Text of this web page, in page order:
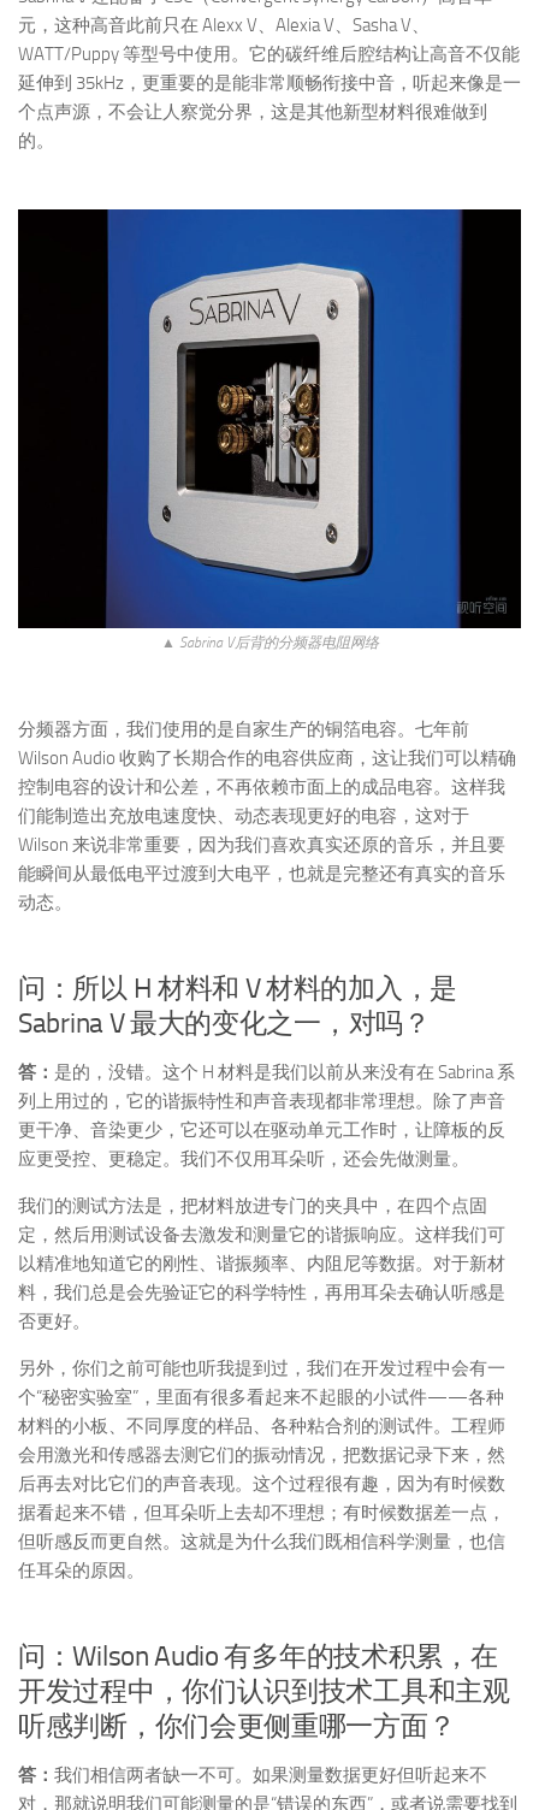
元，这种高音此前只在 Alexx V、Alexia V、Sasha V、
WATT/Puppy 等型号中使用。它的碳纤维后腔结构让高音不仅能
延伸到 35kHz，更重要的是能非常顺畅衔接中音，听起来像是一
个点声源，不会让人察觉分界，这是其他新型材料很难做到
的。
▲ Sabrina V后背的分频器电阻网络
分频器方面，我们使用的是自家生产的铜箔电容。七年前
Wilson Audio 收购了长期合作的电容供应商，这让我们可以精确
控制电容的设计和公差，不再依赖市面上的成品电容。这样我
们能制造出充放电速度快、动态表现更好的电容，这对于
Wilson 来说非常重要，因为我们喜欢真实还原的音乐，并且要
能瞬间从最低电平过渡到大电平，也就是完整还有真实的音乐
动态。
问：所以 H 材料和 V 材料的加入，是
Sabrina V 最大的变化之一，对吗？
答： 是的，没错。这个 H 材料是我们以前从来没有在 Sabrina 系
列上用过的，它的谐振特性和声音表现都非常理想。除了声音
更干净、音染更少，它还可以在驱动单元工作时，让障板的反
应更受控、更稳定。我们不仅用耳朵听，还会先做测量。
我们的测试方法是，把材料放进专门的夹具中，在四个点固
定，然后用测试设备去激发和测量它的谐振响应。这样我们可
以精准地知道它的刚性、谐振频率、内阻尼等数据。对于新材
料，我们总是会先验证它的科学特性，再用耳朵去确认听感是
否更好。
另外，你们之前可能也听我提到过，我们在开发过程中会有一
个“秘密实验室”，里面有很多看起来不起眼的小试件——各种
材料的小板、不同厚度的样品、各种粘合剂的测试件。工程师
会用激光和传感器去测它们的振动情况，把数据记录下来，然
后再去对比它们的声音表现。这个过程很有趣，因为有时候数
据看起来不错，但耳朵听上去却不理想；有时候数据差一点，
但听感反而更自然。这就是为什么我们既相信科学测量，也信
任耳朵的原因。
问：Wilson Audio 有多年的技术积累，在
开发过程中，你们认识到技术工具和主观
听感判断，你们会更侧重哪一方面？
答： 我们相信两者缺一不可。如果测量数据更好但听起来不
对，那就说明我们可能测量的是“错误的东西”，或者说需要找到